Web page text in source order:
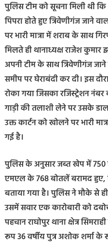
पुलिस टीम को सूचना मिली थी
पिपरा होते हुए त्रिवेणीगंज जाने
पर भारी मात्रा में शराब के साथ
मिलते ही थानाध्यक्ष राजेश कुमार
अपनी टीम के साथ त्रिवेणीगंज
समीप पर घेराबंदी कर दी। इस
रोका गया जिसका रजिस्ट्रेशन
गाड़ी की तलाशी लेने पर उसके
उक्त कार्टन को खोलने पर भारी
गई है।
पुलिस के अनुसार जब्त खेप में
एमएल के 768 बोतलें बरामद
बताया गया है। पुलिस ने मौके से
उसमें सवार एक कारोबारी को
पहचान राघोपुर थाना क्षेत्र
रूप 36 वर्षीय पुत्र अशोक शर्मा